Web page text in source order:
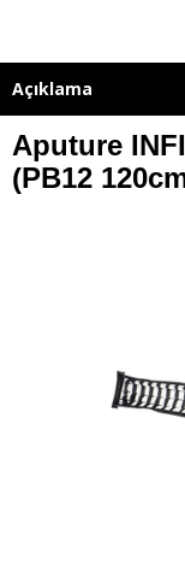
Açıklama
Aputure
(PB12